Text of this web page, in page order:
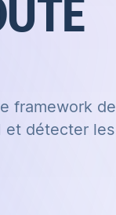
framework de
et détecter les